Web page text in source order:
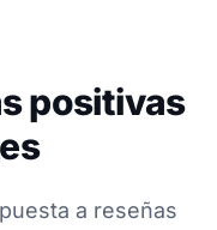
positivas
a reseñas